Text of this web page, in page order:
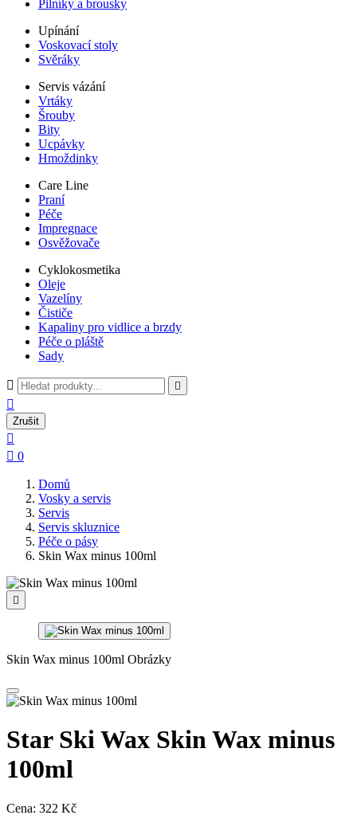
Pilníky a brousky
Upínání
Voskovací stoly
Svěráky
Servis vázání
Vrtáky
Šrouby
Bity
Ucpávky
Hmoždinky
Care Line
Praní
Péče
Impregnace
Osvěžovače
Cyklokosmetika
Oleje
Vazelíny
Čističe
Kapaliny pro vidlice a brzdy
Péče o pláště
Sady
 

Zrušit

 0
Domů
Vosky a servis
Servis
Servis skluznice
Péče o pásy
Skin Wax minus 100ml

Skin Wax minus 100ml Obrázky
Star Ski Wax Skin Wax minus
100ml
Cena: 322 Kč